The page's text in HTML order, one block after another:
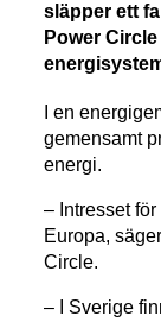
släpper ett
Power
I en
gemensamt
energi.
– Intresset
Europa,
Circle.
– I Sverige